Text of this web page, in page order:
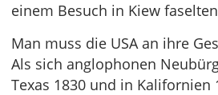
einem Besuch in Kiew
Man muss die USA an ihre
Als sich anglophonen
Texas 1830 und in Kalifornien